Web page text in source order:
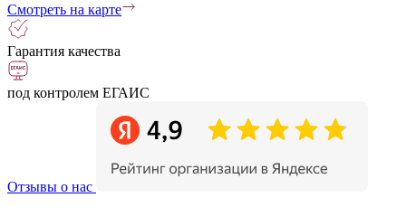
Смотреть на карте
Гарантия качества
под контролем ЕГАИС
Отзывы о нас